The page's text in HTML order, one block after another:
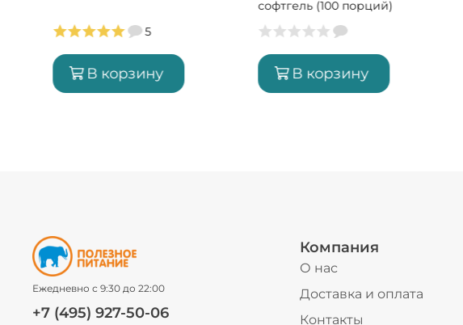
5
В корзину
софтгель (100 порций)
В корзину
Ежедневно с 9:30 до 22:00
+7 (495) 927-50-06
Компания
О нас
Доставка и оплата
Контакты